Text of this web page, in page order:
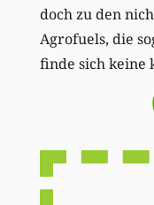
doch zu den
Agrofuels, die
finde sich keine